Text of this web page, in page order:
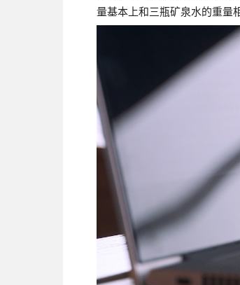
量基本上和三瓶矿泉水的重量